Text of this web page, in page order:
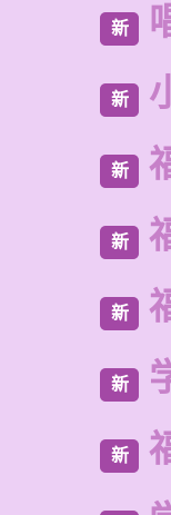
新
新
新
新
新
新
新